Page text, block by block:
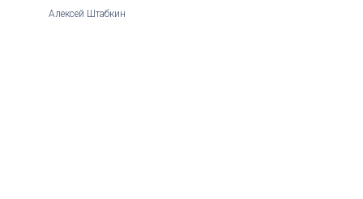
Алексей Штабкин